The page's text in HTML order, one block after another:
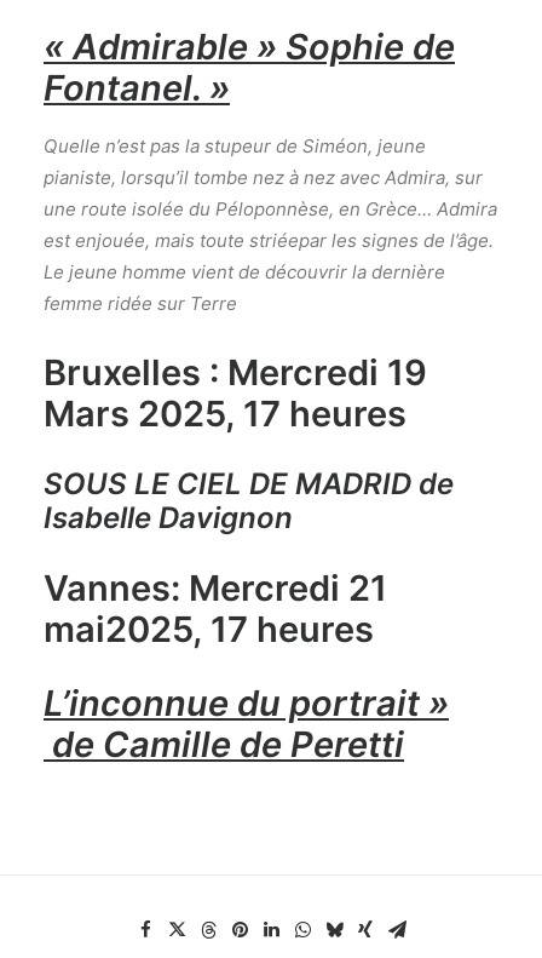
« Admirable » Sophie de
Fontanel. »
Quelle n’est pas la stupeur de Siméon, jeune
pianiste, lorsqu’il tombe nez à nez avec Admira, sur
une route isolée du Péloponnèse, en Grèce… Admira
est enjouée, mais toute striéepar les signes de l’âge.
Le jeune homme vient de découvrir la dernière
femme ridée sur Terre
Bruxelles : Mercredi 19
Mars 2025, 17 heures
SOUS LE CIEL DE MADRID de
Isabelle Davignon
Vannes: Mercredi 21
mai2025, 17 heures
L’inconnue du portrait »
de Camille de Peretti